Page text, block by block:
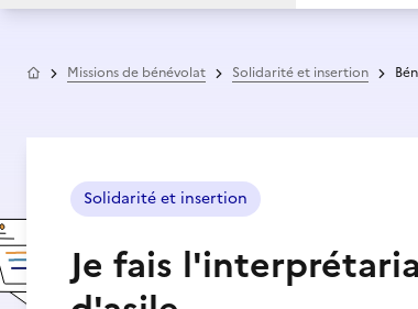
AccueilMissions de bénévolat Solidarité et insertion
Solidarité et insertion
Je fais